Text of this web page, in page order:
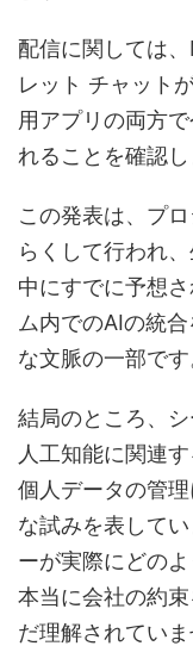
配信に関しては
レット チャット
用アプリの両方
れることを確認し
この発表は、プ
らくして行われ
中にすでに予想
ム内でのAIの統
な文脈の一部です
結局のところ、シ
人工知能に関連
個人データの管
な試みを表して
ーが実際にどの
本当に会社の約
だ理解されていま